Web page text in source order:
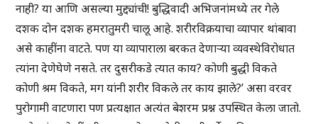
नाही? या आणि असल्या मुद्द्यांची! बुद्धिवादी अभिजनांमध्ये तर गेले
दशक दोन दशक हमरातुमरी चालू आहे. शरीरविक्रयाचा व्यापार थांबावा
असे काहींना वाटते. पण या व्यापाराला बरकत देणाऱ्या व्यवस्थेविरोधात
त्यांना देणेघेणे नसते. तर दुसरीकडे त्यात काय? कोणी बुद्धी विकते
कोणी श्रम विकते, मग यांनी शरीर विकले तर काय झाले?’ असा वरवर
पुरोगामी वाटणारा पण प्रत्यक्षात अत्यंत बेशरम प्रश्न उपस्थित केला जातो.